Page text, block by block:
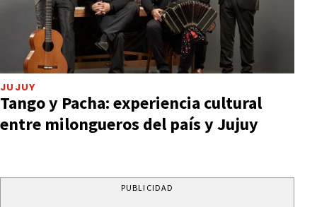
JUJUY
Tango y Pacha: experiencia cultural
entre milongueros del país y Jujuy
PUBLICIDAD